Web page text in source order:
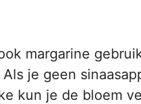
margarine
je geen
kun je de bloem